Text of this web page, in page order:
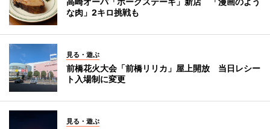
な肉」2キロ挑戦も
見る・遊ぶ
前橋花火大会「前橋リリカ」屋上開放 当日レシー
ト入場制に変更
見る・遊ぶ